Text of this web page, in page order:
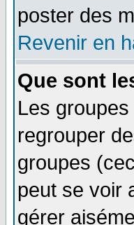
poster des
Revenir en
Que sont
Les
regrouper
groupes
peut se voir
gérer